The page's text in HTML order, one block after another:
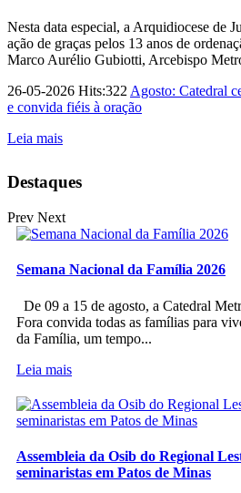
Nesta data especial, a Arquidiocese de
ação de graças pelos 13 anos de
Marco Aurélio Gubiotti, Arcebispo
26-05-2026 Hits:322 Agosto: Catedral
e convida fiéis à oração
Leia mais
Destaques
Prev Next
Semana Nacional da Família 2026
De 09 a 15 de agosto, a Catedral
Fora convida todas as famílias para
da Família, um tempo...
Leia mais
Assembleia da Osib do Regional
seminaristas em Patos de Minas